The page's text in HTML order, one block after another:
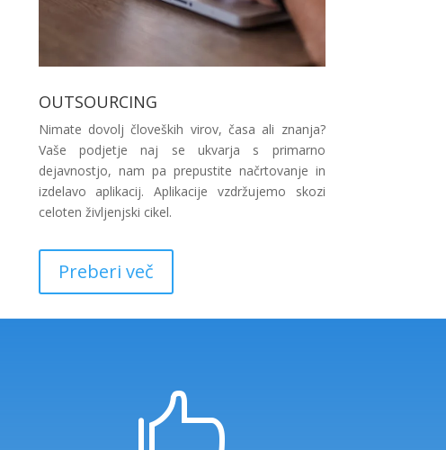
OUTSOURCING
Nimate dovolj človeških virov, časa ali znanja?
Vaše podjetje naj se ukvarja s primarno
dejavnostjo, nam pa prepustite načrtovanje in
izdelavo aplikacij. Aplikacije vzdržujemo skozi
celoten življenjski cikel.
Preberi več